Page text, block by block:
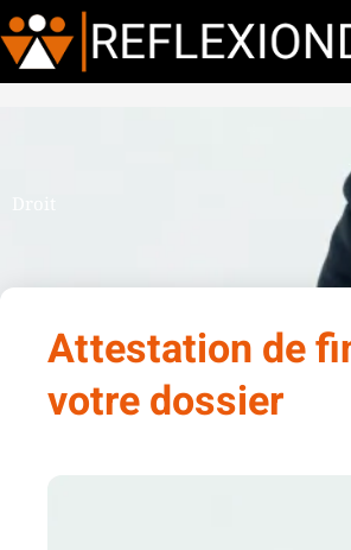
Attestation de
votre dossier